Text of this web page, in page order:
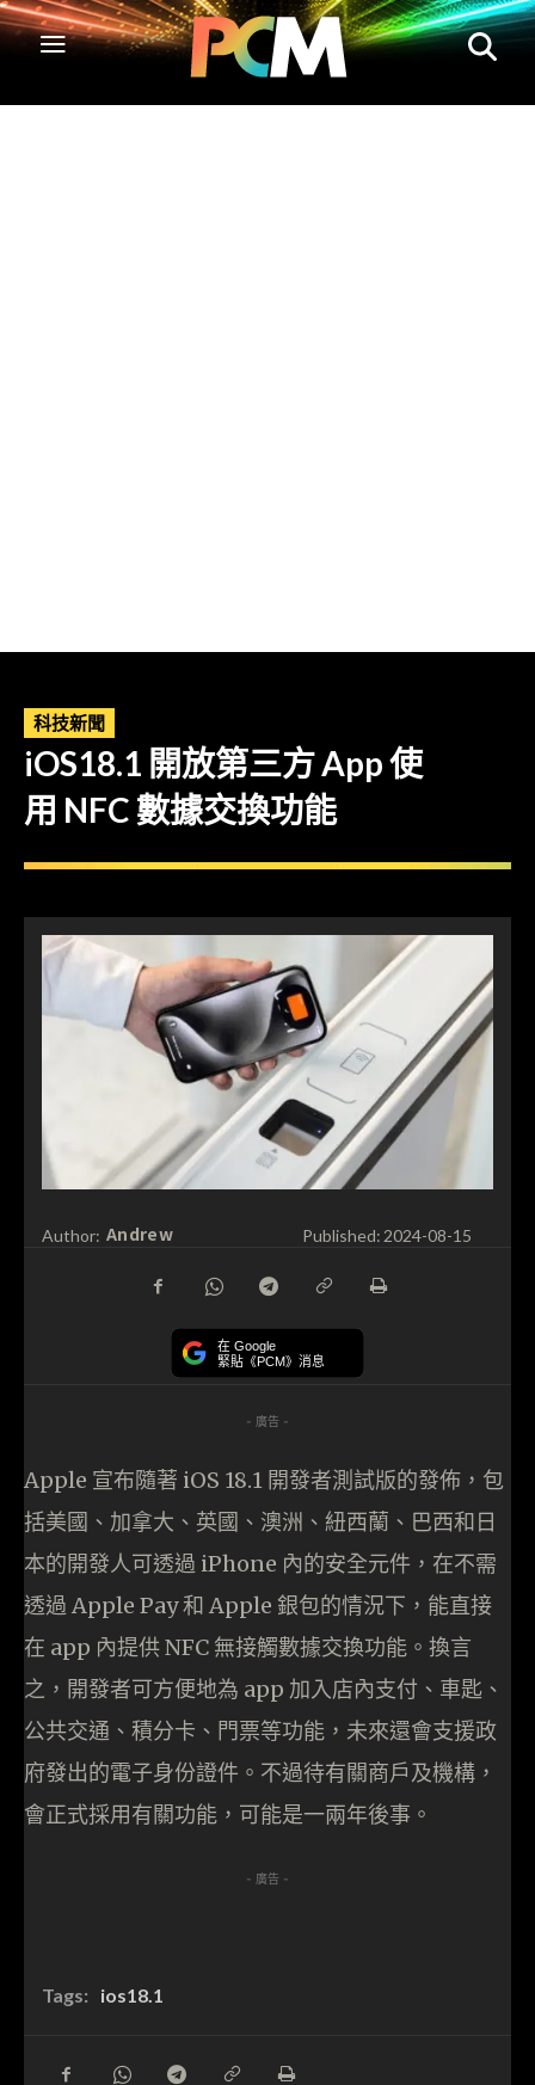
科技新聞
iOS18.1 開放第三方 App 使
用 NFC 數據交換功能
Author: Andrew Published: 2024-08-15
在 Google
緊貼《PCM》消息
- 廣告 -
Apple 宣布隨著 iOS 18.1 開發者測試版的發佈，包
括美國、加拿大、英國、澳洲、紐西蘭、巴西和日
本的開發人可透過 iPhone 內的安全元件，在不需
透過 Apple Pay 和 Apple 銀包的情況下，能直接
在 app 內提供 NFC 無接觸數據交換功能。換言
之，開發者可方便地為 app 加入店內支付、車匙、
公共交通、積分卡、門票等功能，未來還會支援政
府發出的電子身份證件。不過待有關商戶及機構，
會正式採用有關功能，可能是一兩年後事。
- 廣告 -
Tags: ios18.1